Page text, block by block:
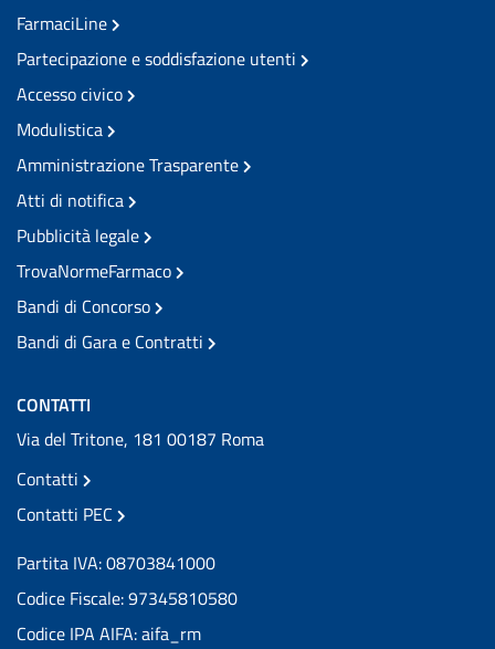
FarmaciLine
Partecipazione e soddisfazione utenti
Accesso civico
Modulistica
Amministrazione Trasparente
Atti di notifica
Pubblicità legale
TrovaNormeFarmaco
Bandi di Concorso
Bandi di Gara e Contratti
CONTATTI
Via del Tritone, 181 00187 Roma
Contatti
Contatti PEC
Partita IVA: 08703841000
Codice Fiscale: 97345810580
Codice IPA AIFA: aifa_rm